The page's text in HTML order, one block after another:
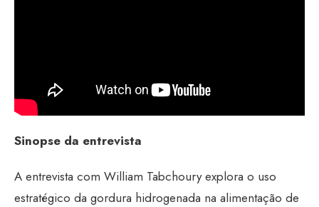
Sinopse da entrevista
A entrevista com William Tabchoury explora o uso
estratégico da gordura hidrogenada na alimentação de